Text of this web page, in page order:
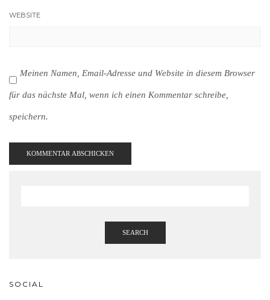
WEBSITE
Meinen Namen, Email-Adresse und Website in diesem Browser
für das nächste Mal, wenn ich einen Kommentar schreibe,
speichern.
SEARCH
SOCIAL